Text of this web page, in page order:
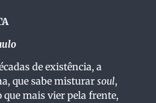
de existência, a
que sabe misturar soul,
que mais vier pela frente,